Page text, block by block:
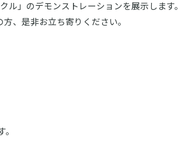
」のデモンストレーションを展示します。
、是非お立ち寄りください。